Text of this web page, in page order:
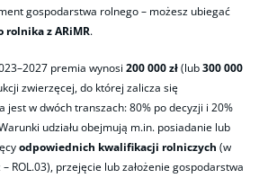
gospodarstwa rolnego – możesz ubiegać
rolnika z ARiMR.
premia wynosi 200 000 zł(lub300 000
zwierzęcej, do której zalicza się
jest w dwóch transzach: 80% po decyzji i 20%
udziału obejmują m.in. posiadanie lub
odpowiednich kwalifikacji rolniczych (w
ROL.03), przejęcie lub założenie gospodarstwa